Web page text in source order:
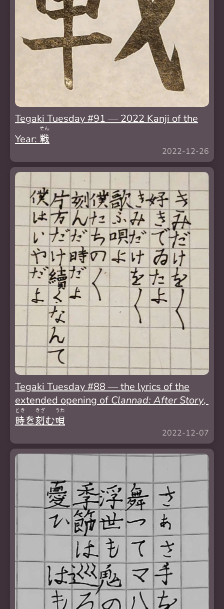
Tegaki Tuesday #91 — 2022 Kanji of the
Year: 戦
せん
2022-12-26
Tegaki Tuesday #88 — the lyrics of the
extended opening of Clannad: After Story,
時
とき
を刻
きざ
む唄
うた
2022-12-07